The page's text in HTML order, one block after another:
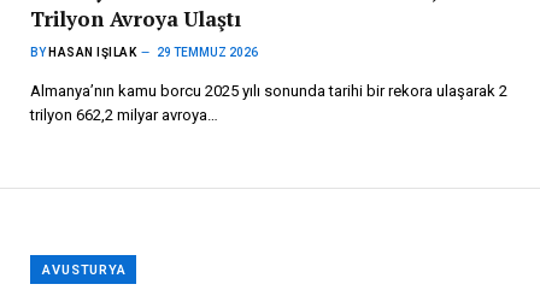
Trilyon Avroya Ulaştı
BY HASAN IŞILAK 29 TEMMUZ 2026
Almanya’nın kamu borcu 2025 yılı sonunda tarihi bir rekora ulaşarak 2
trilyon 662,2 milyar avroya…
AVUSTURYA